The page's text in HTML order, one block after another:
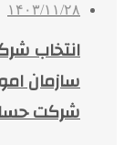
۱۴۰۳/۱۱/۲۸
انتخاب
سازمان
شرکت